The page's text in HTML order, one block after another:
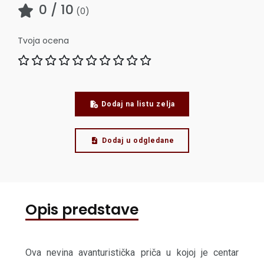
0 / 10 (0)
Tvoja ocena
Dodaj na listu zelja
Dodaj u odgledane
Opis predstave
Ova nevina avanturistička priča u kojoj je centar